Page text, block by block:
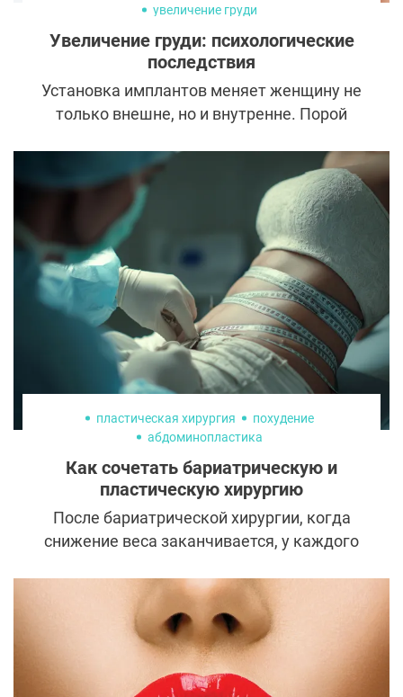
увеличение груди
Увеличение груди: психологические
последствия
Установка имплантов меняет женщину не
только внешне, но и внутренне. Порой
значимые, но не всегда положительные.
Рассказываем обо всех психологических
последствиях — приятных и не очень,
которые могут ожидать каждую
пациентку, решившуюся на
маммопластику.
пластическая хирургия
похудение
абдоминопластика
Как сочетать бариатрическую и
пластическую хирургию
После бариатрической хирургии, когда
снижение веса заканчивается, у каждого
необходимости преобразования контуров
тела: почти у всех пациентов после
бариатрической операции на теле в
разных областях появляются
значительные избыточные дряблые